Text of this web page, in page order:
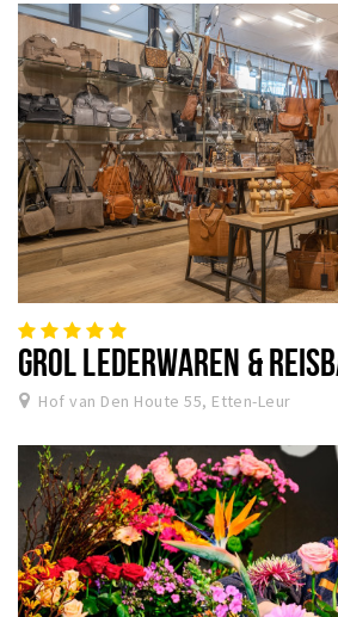
GROL LEDERWAREN &
Hof van Den Houte 55, Etten-Leur